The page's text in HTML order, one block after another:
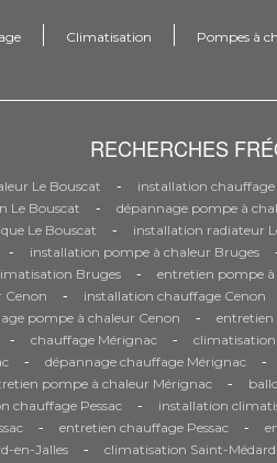
Climatisation Pompes à
RECHERCHES
Le Bouscat - installation chauffage
Le Bouscat - dépannage pompe à
Le Bouscat - installation radiateur
- installation pompe à chaleur Bruges
Bruges - entretien pompe
Cenon - installation chauffage Cenon
pompe à chaleur Cenon - entretien
- chauffage Mérignac -
- dépannage chauffage Mérignac -
pompe à chaleur Mérignac -
chauffage Pessac - installation
- entretien chauffage Pessac -
en-Jalles - climatisation Saint-